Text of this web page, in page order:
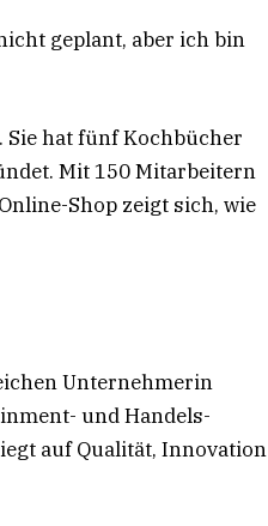
geplant, aber ich bin
Sie hat fünf Kochbücher
Mit 150 Mitarbeitern
Shop zeigt sich, wie
Unternehmerin
und Handels-
auf Qualität, Innovation